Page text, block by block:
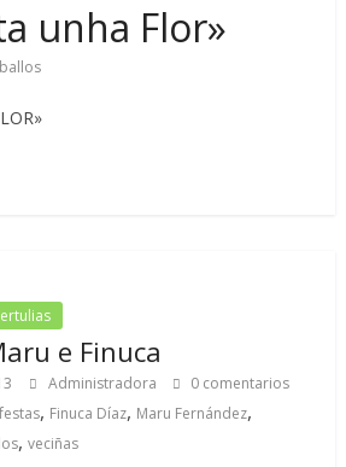
unha Flor»
e Finuca
Administradora
0 comentarios
festas, Finuca Díaz, Maru Fernández,
,veciñas